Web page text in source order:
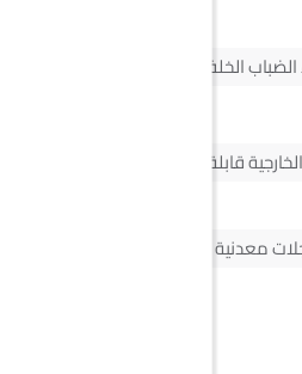
الخلفية
قابلة للتعديل كهربائياً
معدنية